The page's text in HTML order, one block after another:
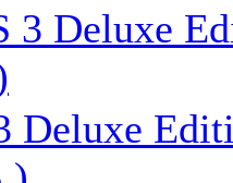
3 Deluxe
Deluxe